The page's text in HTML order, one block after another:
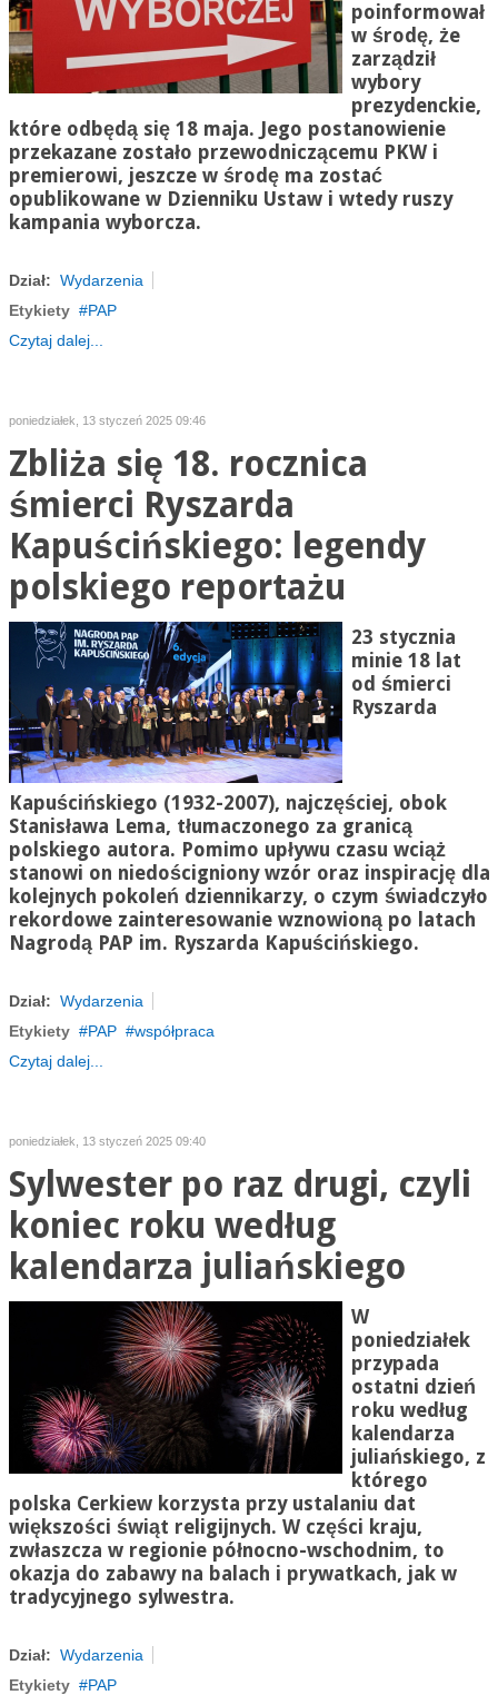
poinformował
w środę, że
zarządził
wybory
prezydenckie,
które odbędą się 18 maja. Jego postanowienie
przekazane zostało przewodniczącemu PKW i
premierowi, jeszcze w środę ma zostać
opublikowane w Dzienniku Ustaw i wtedy ruszy
kampania wyborcza.
Dział: Wydarzenia
Etykiety
PAP
Czytaj dalej...
poniedziałek, 13 styczeń 2025 09:46
Zbliża się 18. rocznica
śmierci Ryszarda
Kapuścińskiego: legendy
polskiego reportażu
23 stycznia
minie 18 lat
od śmierci
Ryszarda
Kapuścińskiego (1932-2007), najczęściej, obok
Stanisława Lema, tłumaczonego za granicą
polskiego autora. Pomimo upływu czasu wciąż
stanowi on niedościgniony wzór oraz inspirację dla
kolejnych pokoleń dziennikarzy, o czym świadczyło
rekordowe zainteresowanie wznowioną po latach
Nagrodą PAP im. Ryszarda Kapuścińskiego.
Dział: Wydarzenia
Etykiety
PAP
współpraca
Czytaj dalej...
poniedziałek, 13 styczeń 2025 09:40
Sylwester po raz drugi, czyli
koniec roku według
kalendarza juliańskiego
W
poniedziałek
przypada
ostatni dzień
roku według
kalendarza
juliańskiego, z
którego
polska Cerkiew korzysta przy ustalaniu dat
większości świąt religijnych. W części kraju,
zwłaszcza w regionie północno-wschodnim, to
okazja do zabawy na balach i prywatkach, jak w
tradycyjnego sylwestra.
Dział: Wydarzenia
Etykiety
PAP